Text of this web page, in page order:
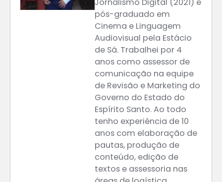
Jornalismo Digital (2021) e
pós-graduado em
Cinema e Linguagem
Audiovisual pela Estácio
de Sá. Trabalhei por 4
anos como assessor de
comunicação na equipe
de Revisão e Marketing do
Governo do Estado do
Espírito Santo. Ao todo
tenho experiência de 10
anos com elaboração de
pautas, produção de
conteúdo, edição de
textos e assessoria nas